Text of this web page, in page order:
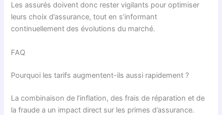
Les assurés doivent donc rester vigilants pour optimiser
leurs choix d’assurance, tout en s’informant
continuellement des évolutions du marché.
FAQ
Pourquoi les tarifs augmentent-ils aussi rapidement ?
La combinaison de l’inflation, des frais de réparation et de
la fraude a un impact direct sur les primes d’assurance.